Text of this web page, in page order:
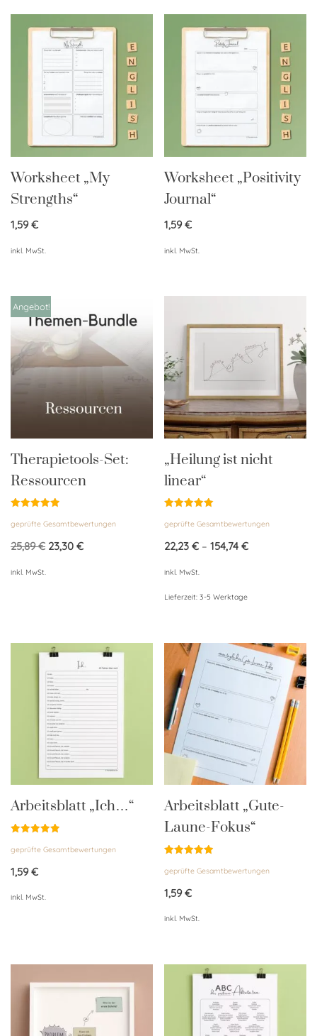
Worksheet „My
Strengths“
1,59€
inkl. MwSt.
Worksheet „Positivity
Journal“
1,59€
inkl. MwSt.
Angebot!
Therapietools-Set:
Ressourcen
mit
von 5
geprüfte Gesamtbewertungen
25,89€ 23,30 €
inkl. MwSt.
„Heilung ist nicht
linear“
mit
von 5
geprüfte Gesamtbewertungen
22,23€ –154,74€
inkl. MwSt.
Lieferzeit:3-5 Werktage
Arbeitsblatt „Ich…“
mit
von 5
geprüfte Gesamtbewertungen
1,59€
inkl. MwSt.
Arbeitsblatt „Gute-
Laune-Fokus“
mit
von 5
geprüfte Gesamtbewertungen
1,59€
inkl. MwSt.